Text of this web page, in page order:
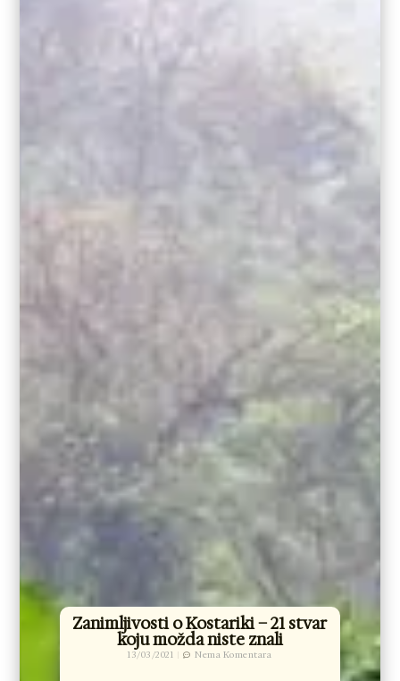
Zanimljivosti o Kostariki – 21 stvar
koju možda niste znali
13/03/2021 Nema Komentara